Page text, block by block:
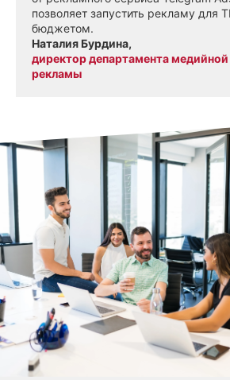
позволяет запустить рекламу для
бюджетом.
Наталия Бурдина,
директор департамента медийной
рекламы